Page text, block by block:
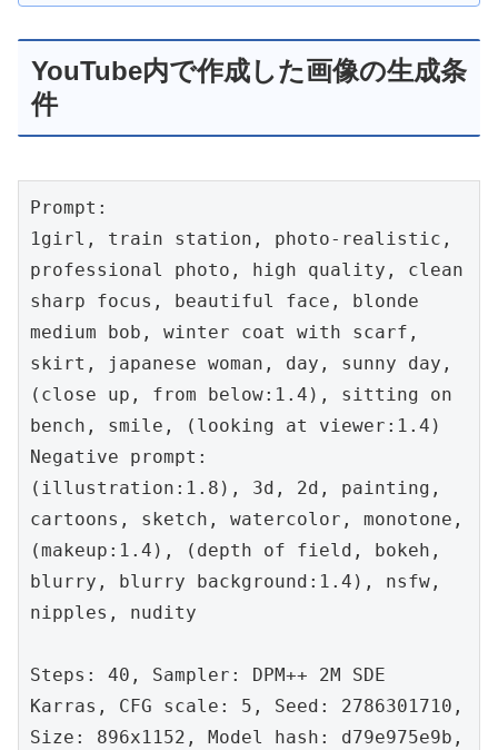
YouTube内で作成した画像の生成条
件
Prompt:
1girl, train station, photo-realistic,
professional photo, high quality, clean
sharp focus, beautiful face, blonde
medium bob, winter coat with scarf,
skirt, japanese woman, day, sunny day,
(close up, from below:1.4), sitting on
bench, smile, (looking at viewer:1.4)
Negative prompt:
(illustration:1.8), 3d, 2d, painting,
cartoons, sketch, watercolor, monotone,
(makeup:1.4), (depth of field, bokeh,
blurry, blurry background:1.4), nsfw,
nipples, nudity
Steps: 40, Sampler: DPM++ 2M SDE
Karras, CFG scale: 5, Seed: 2786301710,
Size: 896x1152, Model hash: d79e975e9b,